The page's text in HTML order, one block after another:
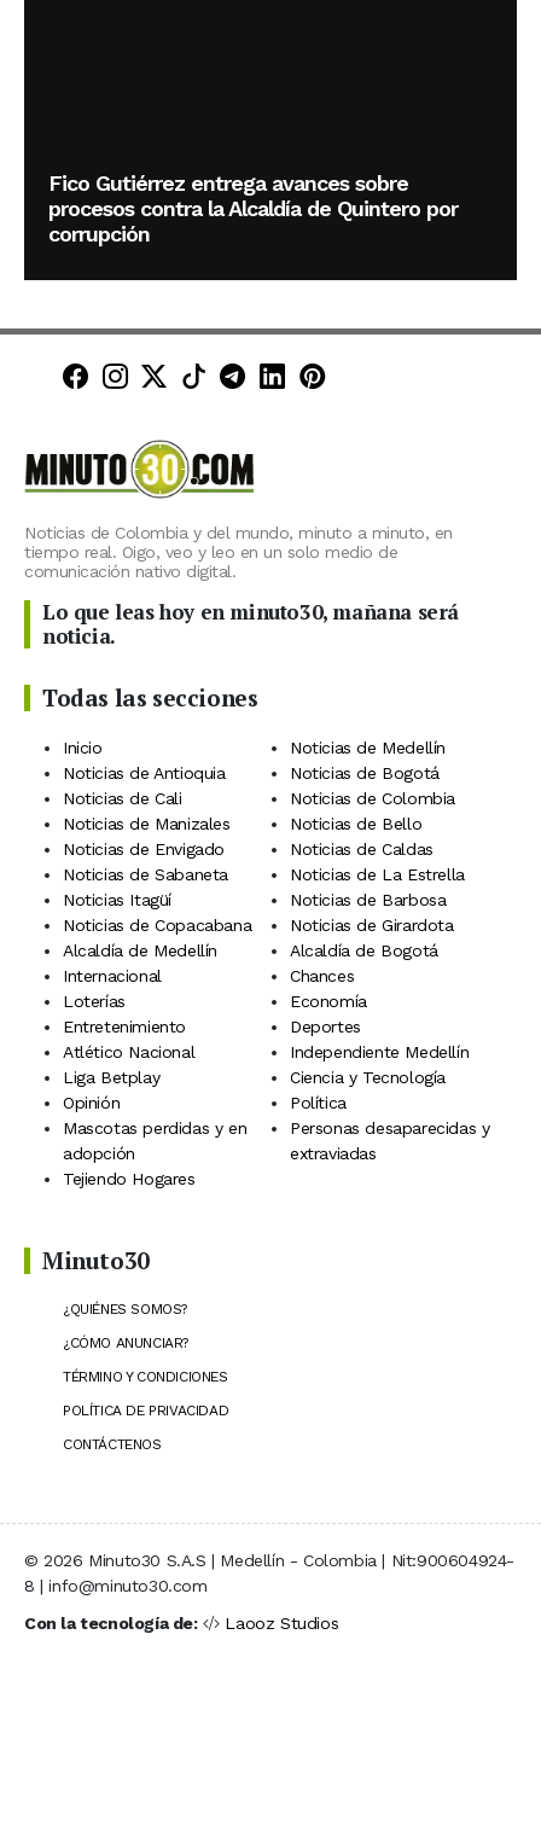
Fico Gutiérrez entrega avances sobre
procesos contra la Alcaldía de Quintero por
corrupción
Minuto30 en Facebook
Minuto30 en Instagram
Minuto30 en X (Twitter)
Minuto30 en TikTok
Canal de Minuto30 en
Minuto30 en LinkedIn
Minuto30 en
Noticias de Colombia y del mundo, minuto a minuto, en
tiempo real. Oigo, veo y leo en un solo medio de
comunicación nativo digital.
Lo que leas hoy en minuto30, mañana será
noticia.
Todas las secciones
Inicio
Noticias de Medellín
Noticias de Antioquia
Noticias de Bogotá
Noticias de Cali
Noticias de Colombia
Noticias de Manizales
Noticias de Bello
Noticias de Envigado
Noticias de Caldas
Noticias de Sabaneta
Noticias de La Estrella
Noticias Itagüí
Noticias de Barbosa
Noticias de Copacabana
Noticias de Girardota
Alcaldía de Medellín
Alcaldía de Bogotá
Internacional
Chances
Loterías
Economía
Entretenimiento
Deportes
Atlético Nacional
Independiente Medellín
Liga Betplay
Ciencia y Tecnología
Opinión
Política
Mascotas perdidas y en
adopción
Personas desaparecidas y
extraviadas
Tejiendo Hogares
Minuto30
¿QUIÉNES SOMOS?
¿CÓMO ANUNCIAR?
TÉRMINO Y CONDICIONES
POLÍTICA DE PRIVACIDAD
CONTÁCTENOS
© 2026 Minuto30 S.A.S | Medellín - Colombia | Nit:900604924-
8 | info@minuto30.com
Con la tecnología de:
Laooz Studios